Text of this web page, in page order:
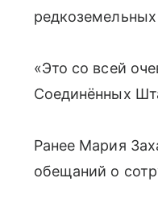
«Это со всей
Соединённых
Ранее Мария
обещаний о